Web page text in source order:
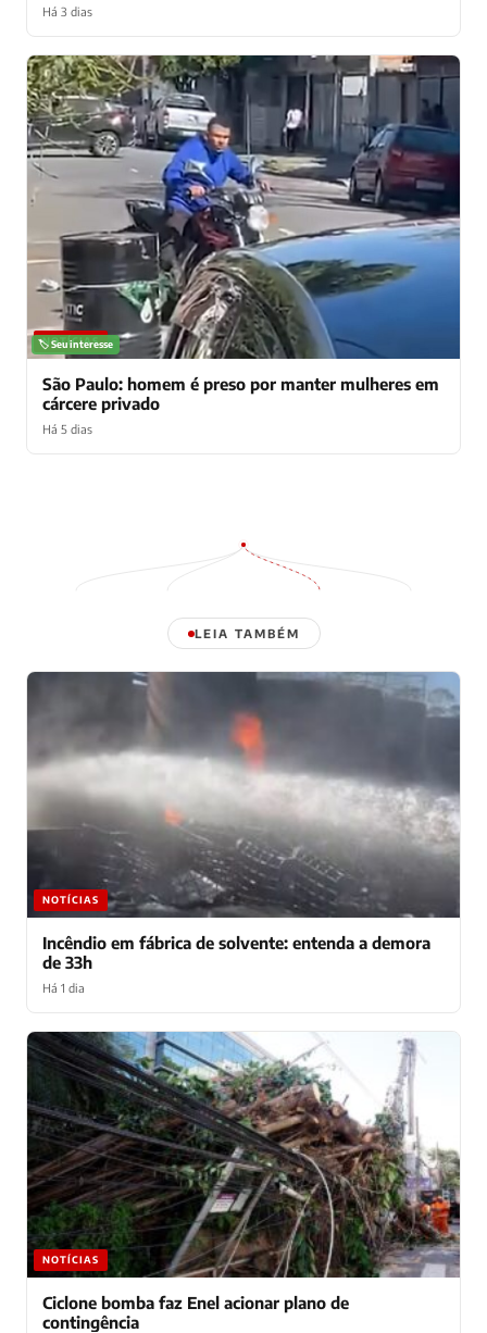
Há 3 dias
NOTÍCIAS
🏷️ Seu interesse
São Paulo: homem é preso por manter mulheres em
cárcere privado
Há 5 dias
LEIA TAMBÉM
NOTÍCIAS
Incêndio em fábrica de solvente: entenda a demora
de 33h
Há 1 dia
NOTÍCIAS
Ciclone bomba faz Enel acionar plano de
contingência